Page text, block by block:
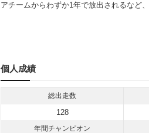
アチームからわずか1年で放出されるなど
年にはランキング3位に食い込み、注目を
デビュー1年目から順調に入賞を重ねると
が決定。翌年のテストも兼ねたこの抜擢
20年も継続してレッドブルから参戦した
個人成績
総出走数
128
年間チャンピオン